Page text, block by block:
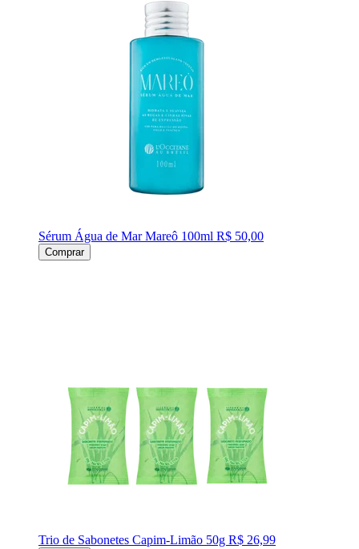
Sérum Água de Mar Mareô 100ml R$ 50,00
Comprar
Trio de Sabonetes Capim-Limão 50g R$ 26,99